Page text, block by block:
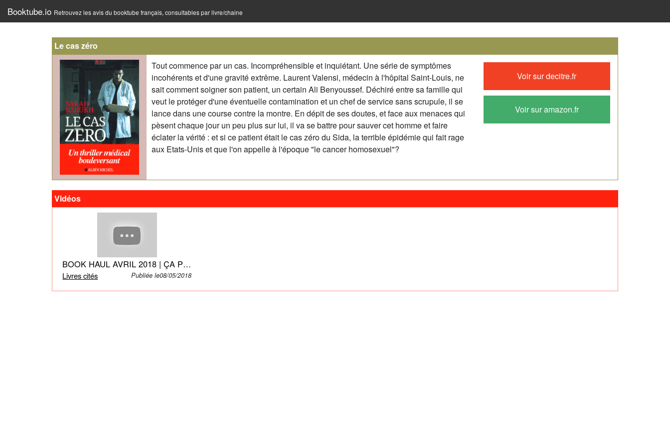
Booktube.io Retrouvez les avis du booktube français, consultables par livre/chaine
Le cas zéro
Tout commence par un cas. Incompréhensible et inquiétant. Une série de symptômes
incohérents et d'une gravité extrême. Laurent Valensi, médecin à l'hôpital Saint-Louis, ne
sait comment soigner son patient, un certain Ali Benyoussef. Déchiré entre sa famille qui
veut le protéger d'une éventuelle contamination et un chef de service sans scrupule, il se
lance dans une course contre la montre. En dépit de ses doutes, et face aux menaces qui
pèsent chaque jour un peu plus sur lui, il va se battre pour sauver cet homme et faire
éclater la vérité : et si ce patient était le cas zéro du Sida, la terrible épidémie qui fait rage
aux Etats-Unis et que l'on appelle à l'époque "le cancer homosexuel"?
Voir sur decitre.fr
Voir sur amazon.fr
Vidéos
BOOK HAUL AVRIL 2018 | ÇA PIIIIQUE ! 📚👯
Livres cités Publiée le08/05/2018